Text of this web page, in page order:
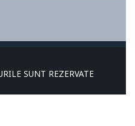
SUNT REZERVATE